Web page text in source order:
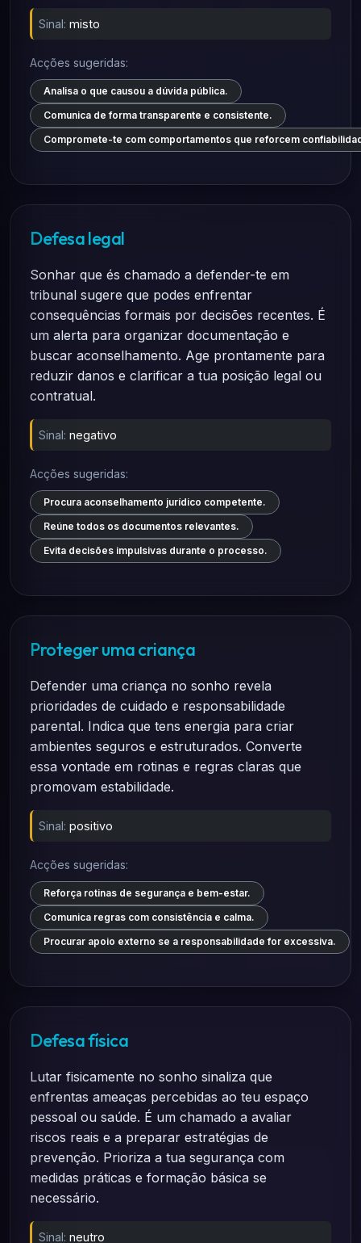
Sinal: misto
Acções sugeridas:
Analisa o que causou a dúvida pública.
Comunica de forma transparente e consistente.
Compromete-te com comportamentos que reforcem
Defesa legal
Sonhar que és chamado a defender-te em
tribunal sugere que podes enfrentar
consequências formais por decisões recentes. É
um alerta para organizar documentação e
buscar aconselhamento. Age prontamente para
reduzir danos e clarificar a tua posição legal ou
contratual.
Sinal: negativo
Acções sugeridas:
Procura aconselhamento jurídico competente.
Reúne todos os documentos relevantes.
Evita decisões impulsivas durante o processo.
Proteger uma criança
Defender uma criança no sonho revela
prioridades de cuidado e responsabilidade
parental. Indica que tens energia para criar
ambientes seguros e estruturados. Converte
essa vontade em rotinas e regras claras que
promovam estabilidade.
Sinal: positivo
Acções sugeridas:
Reforça rotinas de segurança e bem-estar.
Comunica regras com consistência e calma.
Procurar apoio externo se a responsabilidade for excessiva.
Defesa física
Lutar fisicamente no sonho sinaliza que
enfrentas ameaças percebidas ao teu espaço
pessoal ou saúde. É um chamado a avaliar
riscos reais e a preparar estratégias de
prevenção. Prioriza a tua segurança com
medidas práticas e formação básica se
necessário.
Sinal: neutro